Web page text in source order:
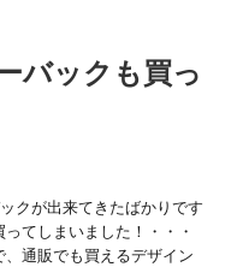
バックも買っ
クが出来てきたばかりです
てしまいました！・・・
通販でも買えるデザイン